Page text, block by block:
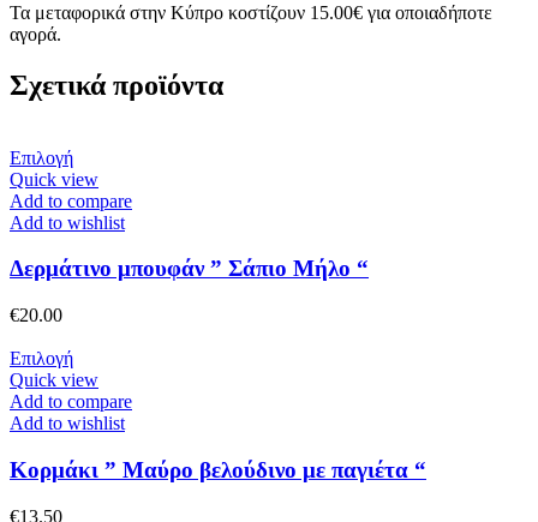
Τα μεταφορικά στην Κύπρο κοστίζουν 15.00€ για οποιαδήποτε
αγορά.
Σχετικά προϊόντα
ΕπιλογήΑυτό
το
προϊόν
έχει
παραλλαγές.
επιλεγούν
στη
σελίδα
του
προϊόντος
Quick view
Add to compare
Add to wishlist
Δερμάτινο μπουφάν ” Σάπιο Μήλο “
€20.00
ΕπιλογήΑυτό
το
προϊόν
έχει
παραλλαγές.
Οι
Quick view
Add to compare
Add to wishlist
Κορμάκι ” Μαύρο βελούδινο με παγιέτα “
€13.50